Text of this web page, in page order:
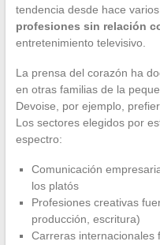
tendencia desde hace
profesiones sin relación
entretenimiento televisivo.
La prensa del corazón ha
en otras familias de la
Devoise, por ejemplo,
Los sectores elegidos por
espectro:
Comunicación
los platós
Profesiones creativas
producción, escritura)
Carreras internacionales